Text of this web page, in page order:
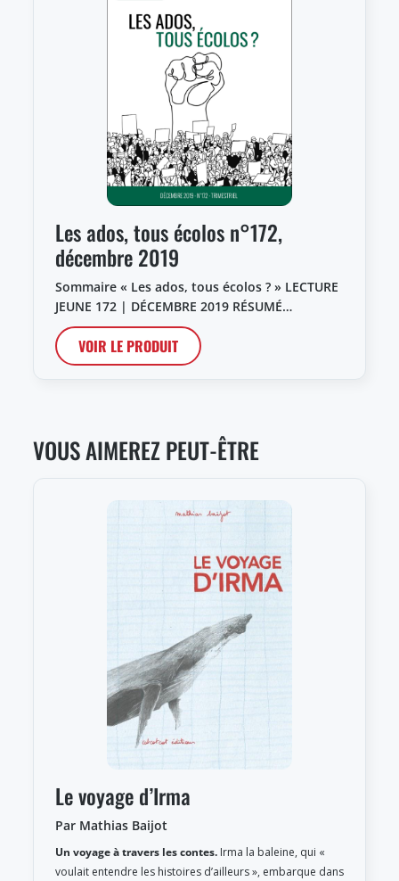
Les ados, tous écolos n°172,
décembre 2019
Sommaire « Les ados, tous écolos ? » LECTURE
JEUNE 172 | DÉCEMBRE 2019 RÉSUMÉ…
VOIR LE PRODUIT
VOUS AIMEREZ PEUT-ÊTRE
Le voyage d’Irma
Par Mathias Baijot
Un voyage à travers les contes. Irma la baleine, qui «
voulait entendre les histoires d’ailleurs », embarque dans